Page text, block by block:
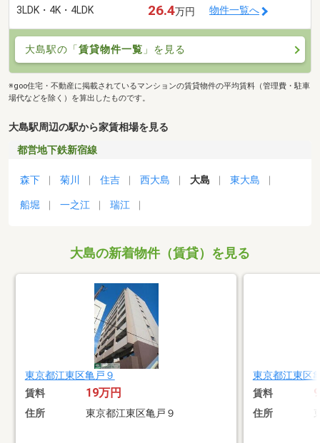
3LDK・4K・4LDK 26.4万円 物件一覧へ
大島駅の「賃貸物件一覧 」を見る
※goo住宅・不動産に掲載されているマンションの賃貸物件の平均賃料（管理費・駐車
場代などを除く）を算出したものです。
大島駅周辺の駅から家賃相場を見る
都営地下鉄新宿線
森下 菊川 住吉 西大島 大島 東大島
船堀 一之江 瑞江
大島の新着物件（賃貸）を見る
東京都江東区亀戸９
賃料 19万円
住所 東京都江東区亀戸９
東京都江東区
賃料
住所